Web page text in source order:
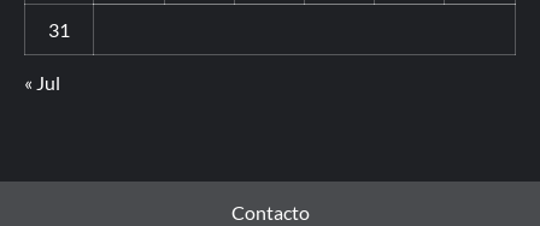
31
« Jul
Contacto